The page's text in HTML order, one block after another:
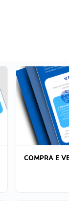
COMPRA E